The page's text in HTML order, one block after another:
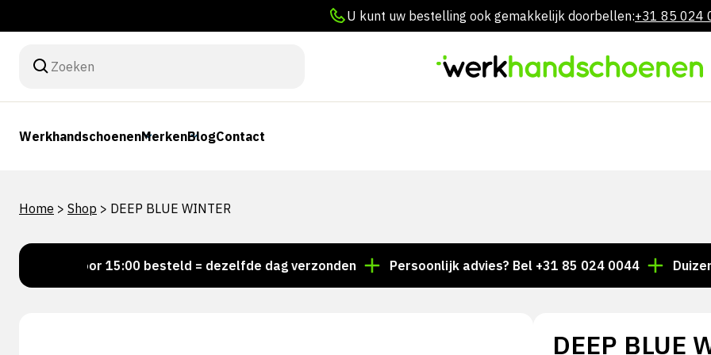
U kunt uw bestelling ook gemakkelijk doorbellen:+31 85 024
WerkhandschoenenMerkenBlogContact
Home > Shop > DEEP BLUE WINTER
Voor 15:00 besteld = dezelfde dag verzonden Persoonlijk advies? Bel +31 85 024 0044 Duizenden
DEEP BLUE